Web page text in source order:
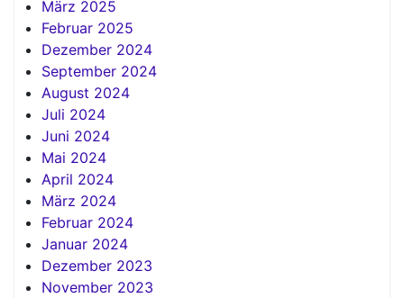
März 2025
Februar 2025
Dezember 2024
September 2024
August 2024
Juli 2024
Juni 2024
Mai 2024
April 2024
März 2024
Februar 2024
Januar 2024
Dezember 2023
November 2023